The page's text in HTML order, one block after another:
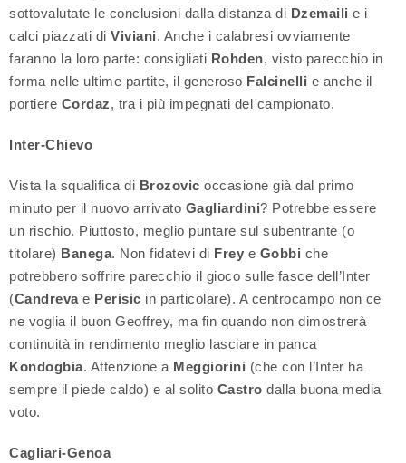
sottovalutate le conclusioni dalla distanza di Dzemaili e i
calci piazzati di Viviani. Anche i calabresi ovviamente
faranno la loro parte: consigliati Rohden, visto parecchio in
forma nelle ultime partite, il generoso Falcinelli e anche il
portiere Cordaz, tra i più impegnati del campionato.
Inter-Chievo
Vista la squalifica di Brozovic occasione già dal primo
minuto per il nuovo arrivato Gagliardini? Potrebbe essere
un rischio. Piuttosto, meglio puntare sul subentrante (o
titolare) Banega. Non fidatevi di Frey e Gobbi che
potrebbero soffrire parecchio il gioco sulle fasce dell’Inter
(Candrevae Perisic in particolare). A centrocampo non ce
ne voglia il buon Geoffrey, ma fin quando non dimostrerà
continuità in rendimento meglio lasciare in panca
Kondogbia. Attenzione a Meggiorini (che con l’Inter ha
sempre il piede caldo) e al solito Castro dalla buona media
voto.
Cagliari-Genoa